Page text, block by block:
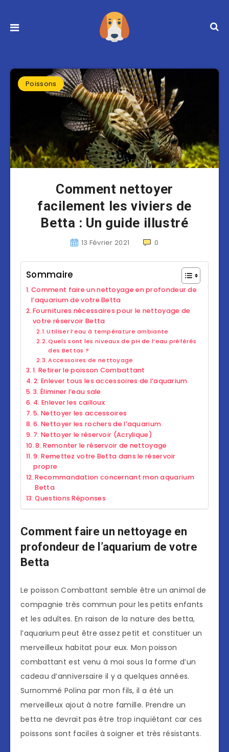
Poissons
Comment nettoyer
facilement les viviers de
Betta : Un guide illustré
13 Février 2021 0
Sommaire
Comment faire un nettoyage en profondeur de
l’aquarium de votre Betta
Fournitures nécessaires pour le nettoyage de
votre réservoir Betta
Utiliser l’eau à température ambiante
Quels sont les niveaux de pH de l’eau préférés
des Bettas ?
Accessoires de nettoyage
1. Retirer le poisson Combattant
2. Enlever tous les accessoires de l’aquarium
3. Éliminer l’eau sale
4. Enlever les cailloux
5. Nettoyer les accessoires
6. Nettoyer les rochers de l’aquarium
7. Nettoyer le réservoir (Acrylique)
8. Remonter le réservoir de nettoyage
9. Remettez votre Betta dans le réservoir
propre
Recommandation concernant mon aquarium
Betta
Questions Réponses
Comment faire un nettoyage en
profondeur de l’aquarium de votre
Betta
Le poisson Combattant semble être un animal de
compagnie très commun pour les petits enfants
et les adultes. En raison de la nature des betta,
l’aquarium peut être assez petit et constituer un
merveilleux habitat pour eux. Mon poisson
combattant est venu à moi sous la forme d’un
cadeau d’anniversaire il y a quelques années.
Surnommé Polina par mon fils, il a été un
merveilleux ajout à notre famille. Prendre un
betta ne devrait pas être trop inquiétant car ces
poissons sont faciles à soigner et très résistants.